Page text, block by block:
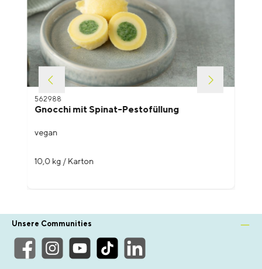
562988
Gnocchi mit Spinat-Pestofüllung
vegan
10,0 kg / Karton
Unsere Communities